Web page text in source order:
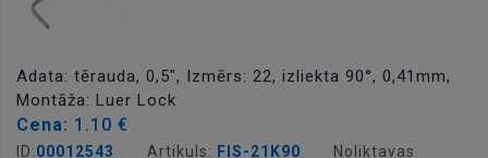
Adata: tērauda, 0,5", Izmērs: 22, izliekta 90°, 0,41mm,
Montāža: Luer Lock
Cena: 1.10 €
ID:00012543 Artikuls: FIS-21K90
Noliktavas